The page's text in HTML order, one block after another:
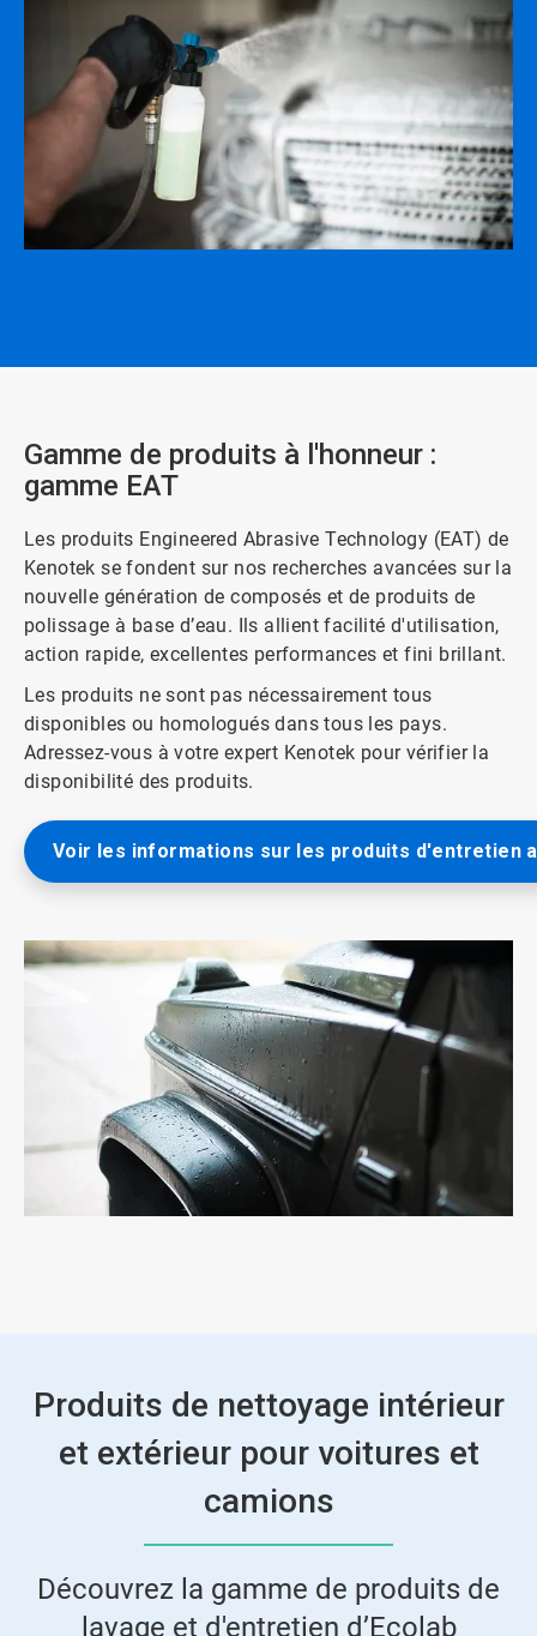
Gamme de produits à l'honneur :
gamme EAT
Les produits Engineered Abrasive Technology (EAT) de
Kenotek se fondent sur nos recherches avancées sur la
nouvelle génération de composés et de produits de
polissage à base d’eau. Ils allient facilité d'utilisation,
action rapide, excellentes performances et fini brillant.
Les produits ne sont pas nécessairement tous
disponibles ou homologués dans tous les pays.
Adressez-vous à votre expert Kenotek pour vérifier la
disponibilité des produits.
Voir les informations sur les produits d'entretien
Produits de nettoyage intérieur
et extérieur pour voitures et
camions
Découvrez la gamme de produits de
lavage et d'entretien d’Ecolab